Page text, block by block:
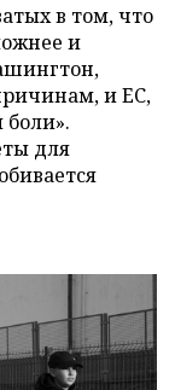
в том, что
и
и ЕС,
боли».
для